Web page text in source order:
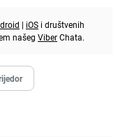
| iOS i društvenih
našeg ViberChata.